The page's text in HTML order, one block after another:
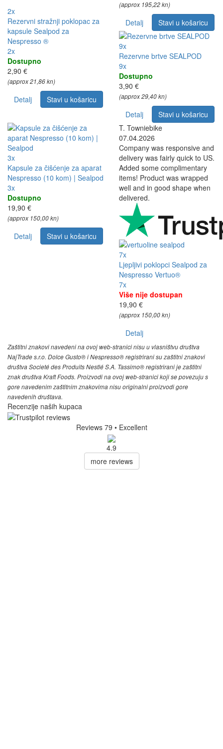
2x
Rezervni stražnji poklopac za
kapsule Sealpod za
Nespresso ®
2x
Dostupno
2,90 €
(approx 21,86 kn)
Detalj Stavi u košaricu
(approx 195,22 kn)
Detalj Stavi u košaricu
9x
Rezervne brtve SEALPOD
9x
Dostupno
3,90 €
(approx 29,40 kn)
Detalj Stavi u košaricu
3x
Kapsule za čišćenje za aparat
Nespresso (10 kom) | Sealpod
3x
Dostupno
19,90 €
(approx 150,00 kn)
Detalj Stavi u košaricu
T. Towniebike
07.04.2026
Company was responsive and
delivery was fairly quick to US.
Added some complimentary
items! Product was wrapped
well and in good shape when
delivered.
7x
Ljepljivi poklopci Sealpod za
Nespresso Vertuo®
7x
Više nije dostupan
19,90 €
(approx 150,00 kn)
Detalj
Zaštitni znakovi navedeni na ovoj web-stranici nisu u vlasništvu društva
NajTrade s.r.o. Dolce Gusto® i Nespresso® registrirani su zaštitni znakovi
društva Societé des Produits Nestlé S.A. Tassimo® registrirani je zaštitni
znak društva Kraft Foods. Proizvodi na ovoj web-stranici koji se povezuju s
gore navedenim zaštitnim znakovima nisu originalni proizvodi gore
navedenih društava.
Recenzije naših kupaca
Reviews 79 • Excellent
4.9
more reviews